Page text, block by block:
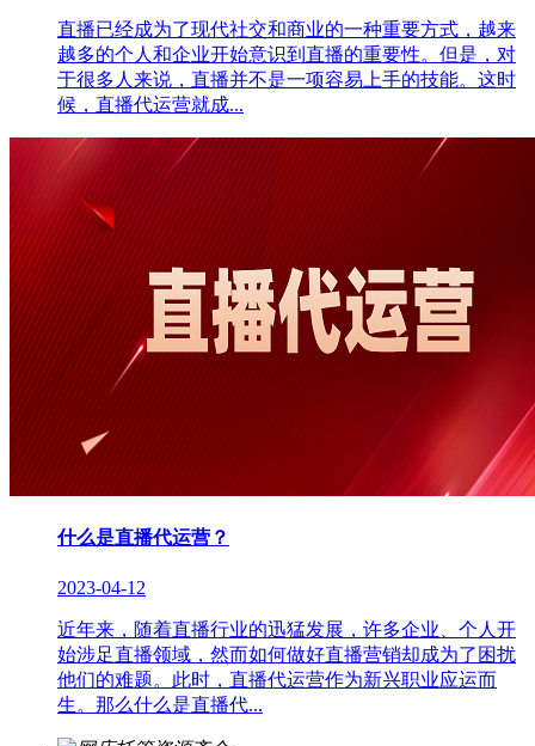
直播已经成为了现代社交和商业的一种重要方式，越来
越多的个人和企业开始意识到直播的重要性。但是，对
于很多人来说，直播并不是一项容易上手的技能。这时
候，直播代运营就成...
什么是直播代运营？
2023-04-12
近年来，随着直播行业的迅猛发展，许多企业、个人开
始涉足直播领域，然而如何做好直播营销却成为了困扰
他们的难题。此时，直播代运营作为新兴职业应运而
生。那么什么是直播代...